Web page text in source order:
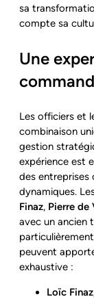
sa
compte sa
Une
Les officiers et
combinaison
gestion
expérience est
des entreprises
dynamiques.
Finaz, Pierre de
avec un ancien
peuvent
exhaustive :
Loïc Finaz